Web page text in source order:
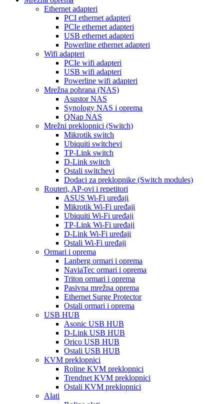
Ethernet adapteri
PCI ethernet adapteri
PCIe ethernet adapteri
USB ethernet adapteri
Powerline ethernet adapteri
Wifi adapteri
PCIe wifi adapteri
USB wifi adapteri
Powerline wifi adapteri
Mrežna pohrana (NAS)
Asustor NAS
Synology NAS i oprema
QNap NAS
Mrežni preklopnici (Switch)
Mikrotik switch
Ubiquiti switchevi
TP-Link switch
D-Link switch
Ostali switchevi
Dodaci za preklopnike (Switch modules)
Routeri, AP-ovi i repetitori
ASUS Wi-Fi uređaji
Mikrotik Wi-Fi uređaji
Ubiquiti Wi-Fi uređaji
TP-Link Wi-Fi uređaji
D-Link Wi-Fi uređaji
Ostali Wi-Fi uređaji
Ormari i oprema
Lanberg ormari i oprema
NaviaTec ormari i oprema
Triton ormari i oprema
Pasivna mrežna oprema
Ethernet Surge Protector
Ostali ormari i oprema
USB HUB
Asonic USB HUB
D-Link USB HUB
Orico USB HUB
Ostali USB HUB
KVM preklopnici
Roline KVM preklopnici
Trendnet KVM preklopnici
Ostali KVM preklopnici
Alati